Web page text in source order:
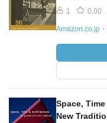
1 0.00
Amazon.co.jp
Space,
New